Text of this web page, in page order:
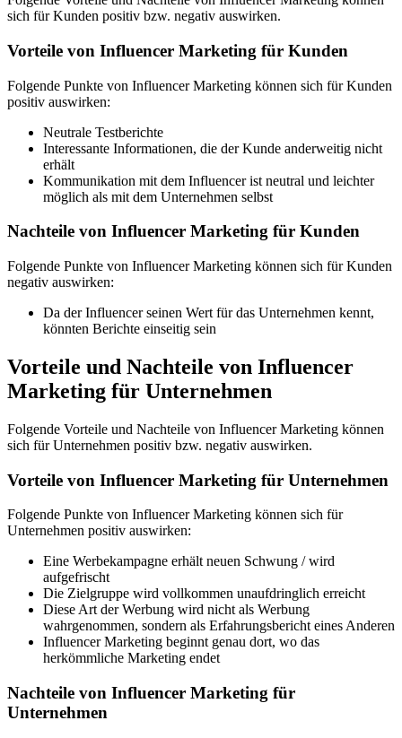
sich für Kunden positiv bzw. negativ auswirken.
Vorteile von Influencer Marketing für Kunden
Folgende Punkte von Influencer Marketing können sich für Kunden
positiv auswirken:
Neutrale Testberichte
Interessante Informationen, die der Kunde anderweitig nicht
erhält
Kommunikation mit dem Influencer ist neutral und leichter
möglich als mit dem Unternehmen selbst
Nachteile von Influencer Marketing für Kunden
Folgende Punkte von Influencer Marketing können sich für Kunden
negativ auswirken:
Da der Influencer seinen Wert für das Unternehmen kennt,
könnten Berichte einseitig sein
Vorteile und Nachteile von Influencer
Marketing für Unternehmen
Folgende Vorteile und Nachteile von Influencer Marketing können
sich für Unternehmen positiv bzw. negativ auswirken.
Vorteile von Influencer Marketing für Unternehmen
Folgende Punkte von Influencer Marketing können sich für
Unternehmen positiv auswirken:
Eine Werbekampagne erhält neuen Schwung / wird
aufgefrischt
Die Zielgruppe wird vollkommen unaufdringlich erreicht
Diese Art der Werbung wird nicht als Werbung
wahrgenommen, sondern als Erfahrungsbericht eines Anderen
Influencer Marketing beginnt genau dort, wo das
herkömmliche Marketing endet
Nachteile von Influencer Marketing für
Unternehmen